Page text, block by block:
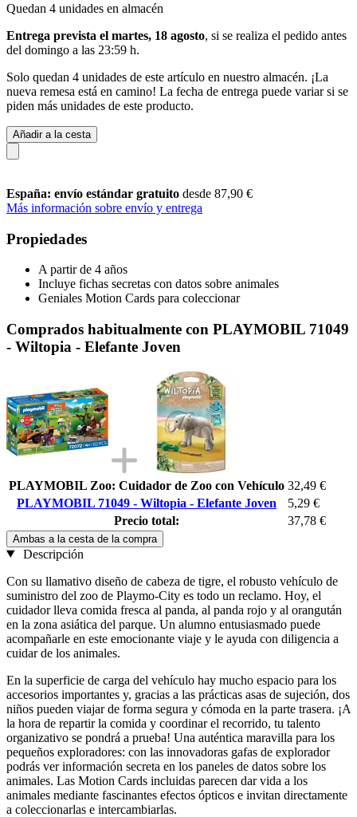
Quedan 4 unidades en almacén
Entrega prevista el martes, 18 agosto, si se realiza el pedido antes
del domingo a las 23:59 h.
Solo quedan 4 unidades de este artículo en nuestro almacén. ¡La
nueva remesa está en camino! La fecha de entrega puede variar si se
piden más unidades de este producto.
Añadir a la cesta
España: envío estándar gratuito desde 87,90 €
Más información sobre envío y entrega
Propiedades
A partir de 4 años
Incluye fichas secretas con datos sobre animales
Geniales Motion Cards para coleccionar
Comprados habitualmente con PLAYMOBIL 71049
- Wiltopia - Elefante Joven
PLAYMOBIL Zoo: Cuidador de Zoo con Vehículo 32,49 €
PLAYMOBIL 71049 - Wiltopia - Elefante Joven
5,29 €
Precio total:
37,78 €
Ambas a la cesta de la compra
Descripción
Con su llamativo diseño de cabeza de tigre, el robusto vehículo de
suministro del zoo de Playmo-City es todo un reclamo. Hoy, el
cuidador lleva comida fresca al panda, al panda rojo y al orangután
en la zona asiática del parque. Un alumno entusiasmado puede
acompañarle en este emocionante viaje y le ayuda con diligencia a
cuidar de los animales.
En la superficie de carga del vehículo hay mucho espacio para los
accesorios importantes y, gracias a las prácticas asas de sujeción, dos
niños pueden viajar de forma segura y cómoda en la parte trasera. ¡A
la hora de repartir la comida y coordinar el recorrido, tu talento
organizativo se pondrá a prueba! Una auténtica maravilla para los
pequeños exploradores: con las innovadoras gafas de explorador
podrás ver información secreta en los paneles de datos sobre los
animales. Las Motion Cards incluidas parecen dar vida a los
animales mediante fascinantes efectos ópticos e invitan directamente
a coleccionarlas e intercambiarlas.